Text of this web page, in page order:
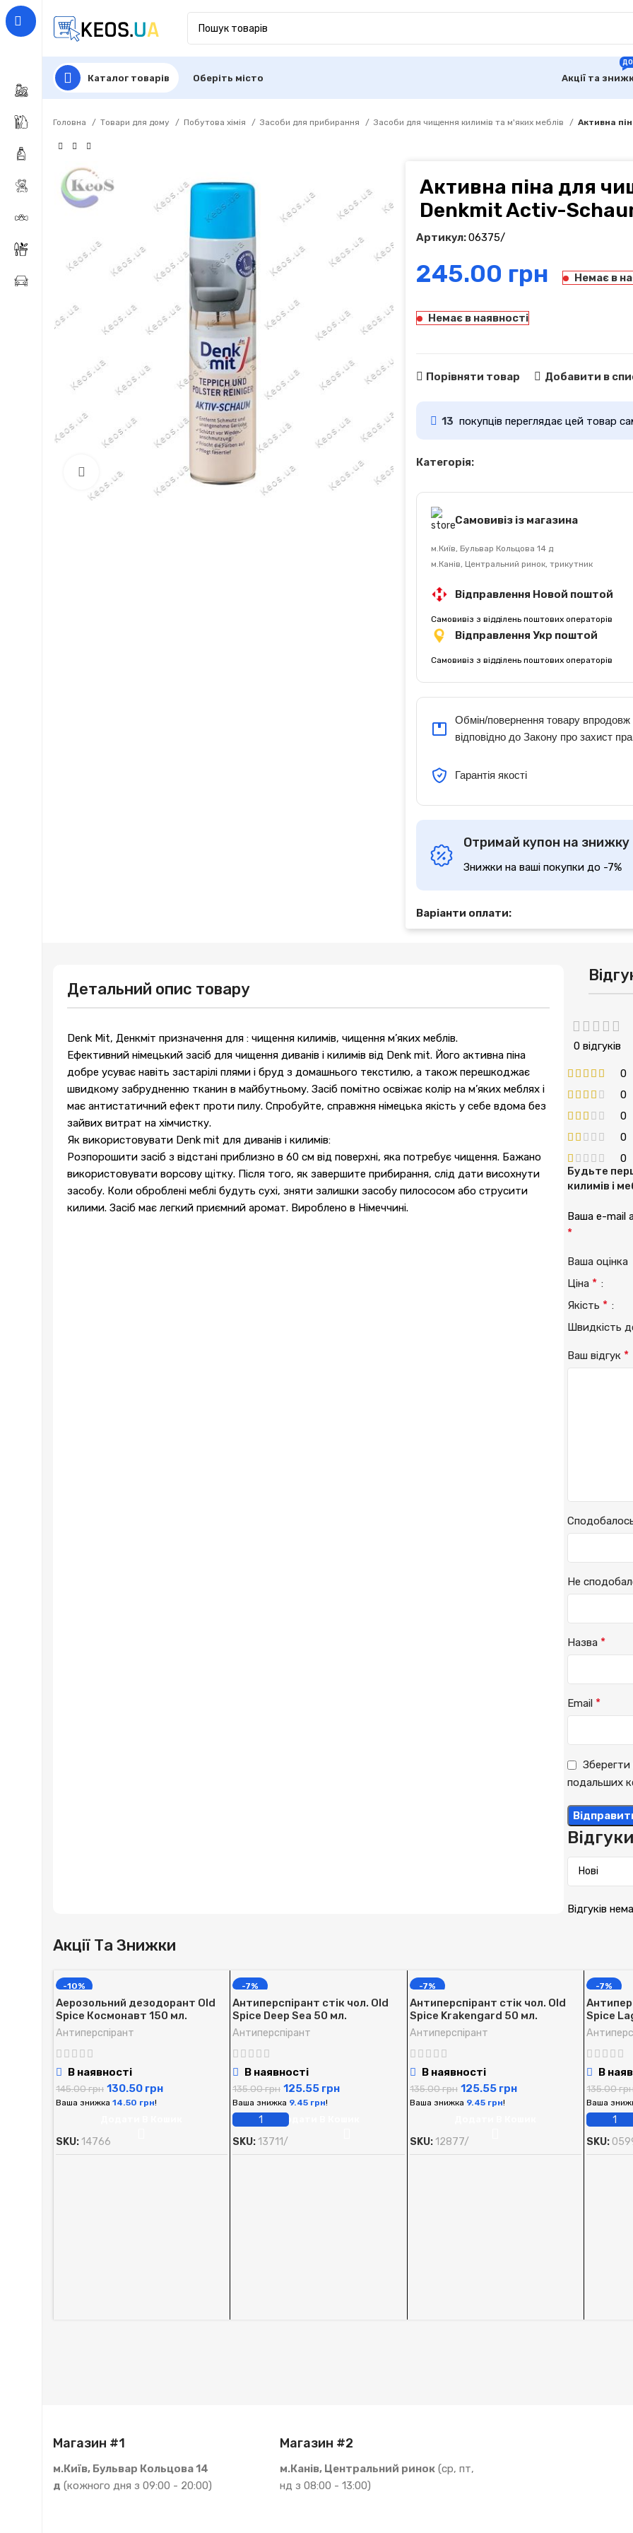
Каталог товарів Оберіть місто Акції та
ДО
Головна Товари для дому Побутова хімія Засоби для прибирання Засоби для чищення килимів та м'яких меблів Активна
Click to enlarge
Активна піна для
Denkmit Activ-
Артикул:06375/
грн Немає в
Немає в наявності
Порівняти товар Добавити в
13 покупців переглядає цей товар
Категорія:
Самовивіз із магазина
м.Київ, Бульвар Кольцова 14 д
м.Канів, Центральний ринок, трикутник
Відправлення Новой поштой
Самовивіз з відділень поштових операторів
Відправлення Укр поштой
Самовивіз з відділень поштових операторів
Обмін/повернення товару впродовж
відповідно до Закону про захист
Гарантія якості
Отримай купон на знижку
Знижки на ваші покупки до -7%
Варіанти оплати:
Детальний опис товару
Denk Mit, Денкміт призначення для : чищення килимів, чищення м’яких меблів.
Ефективний німецький засіб для чищення диванів і килимів від Denk mit. Його активна піна
добре усуває навіть застарілі плями і бруд з домашнього текстилю, а також перешкоджає
швидкому забрудненню тканин в майбутньому. Засіб помітно освіжає колір на м’яких меблях і
має антистатичний ефект проти пилу. Спробуйте, справжня німецька якість у себе вдома без
зайвих витрат на хімчистку.
Як використовувати Denk mit для диванів і килимів:
Розпорошити засіб з відстані приблизно в 60 см від поверхні, яка потребує чищення. Бажано
використовувати ворсову щітку. Після того, як завершите прибирання, слід дати висохнути
засобу. Коли оброблені меблі будуть сухі, зняти залишки засобу пилососом або струсити
килими. Засіб має легкий приємний аромат. Вироблено в Німеччині.
0 відгуків
0
0
0
0
0
Відгуки
Відгуків
Будьте
килимів і
Ваша e-mail
*
Ваша оцінка
Ціна *
Якість *
Швидкість
Ваш відгук *
Не
Назва *
Email *
Зберегти
подальших
Акції Та Знижки
-10%
Аерозольний дезодорант Old
Spice Космонавт 150 мл.
Антиперспірант
В наявності
145.00грн 130.50 грн
Ваша знижка 14.50 грн!
SKU: 14766
-7%
Антиперспірант стік чол. Old
Spice Deep Sea 50 мл.
Антиперспірант
В наявності
135.00грн 125.55 грн
Ваша знижка 9.45 грн!
SKU: 13711/
-7%
Антиперспірант стік чол. Old
Spice Krakengard 50 мл.
Антиперспірант
В наявності
135.00грн 125.55 грн
Ваша знижка 9.45 грн!
SKU: 12877/
-7%
Spice
В
135.00
Ваша
SKU:
Магазин #1
м.Київ, Бульвар Кольцова 14
д (кожного дня з 09:00 - 20:00)
Магазин #2
м.Канів, Центральний ринок (ср, пт,
нд з 08:00 - 13:00)